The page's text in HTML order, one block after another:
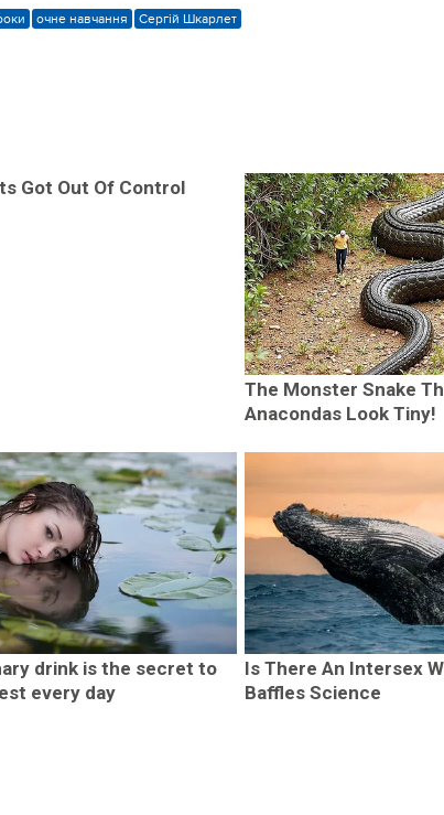
очне навчання Сергій Шкарлет
Got Out Of Control
The Monster Snake
Anacondas Look Tiny!
drink is the secret to
every day
Is There An Intersex
Baffles Science